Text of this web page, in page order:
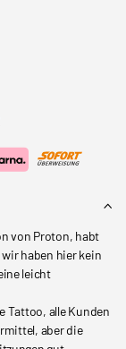
von Proton, habt
haben hier kein
leicht
Tattoo, alle Kunden
aber die